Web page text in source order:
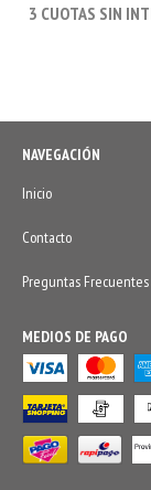
3 CUOTAS SIN
NAVEGACIÓN
Inicio
Contacto
Preguntas Frecuentes
MEDIOS DE PAGO